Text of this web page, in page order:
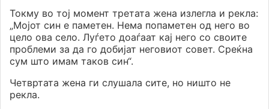
Токму во тој момент третата жена излегла и рекла:
„Мојот син е паметен. Нема попаметен од него во
цело ова село. Луѓето доаѓаат кај него со своите
проблеми за да го добијат неговиот совет. Среќна
сум што имам таков син“.
Четвртата жена ги слушала сите, но ништо не
рекла.